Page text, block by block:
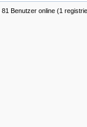
Benutzer online (1